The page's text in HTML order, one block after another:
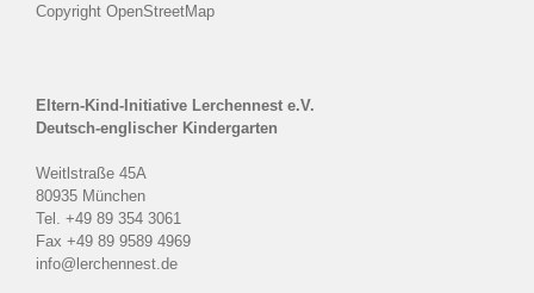
Copyright OpenStreetMap
Eltern-Kind-Initiative Lerchennest e.V.
Deutsch-englischer Kindergarten
Weitlstraße 45A
80935 München
Tel. +49 89 354 3061
Fax +49 89 9589 4969
info@lerchennest.de